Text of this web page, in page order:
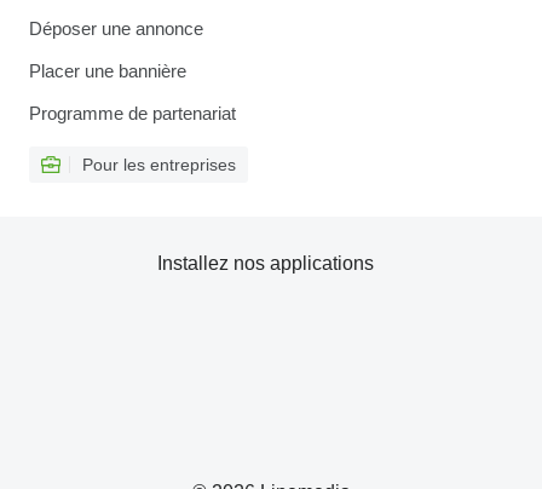
Déposer une annonce
Placer une bannière
Programme de partenariat
Pour les entreprises
Installez nos applications